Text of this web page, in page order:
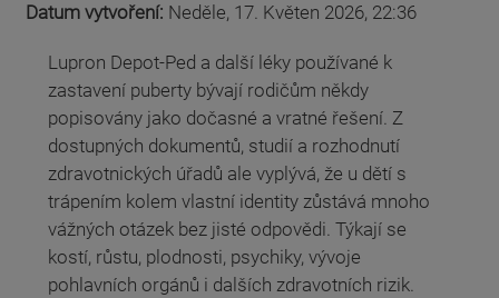
Datum vytvoření: Neděle, 17. Květen 2026, 22:36
Lupron Depot-Ped a další léky používané k
zastavení puberty bývají rodičům někdy
popisovány jako dočasné a vratné řešení. Z
dostupných dokumentů, studií a rozhodnutí
zdravotnických úřadů ale vyplývá, že u dětí s
trápením kolem vlastní identity zůstává mnoho
vážných otázek bez jisté odpovědi. Týkají se
kostí, růstu, plodnosti, psychiky, vývoje
pohlavních orgánů i dalších zdravotních rizik.